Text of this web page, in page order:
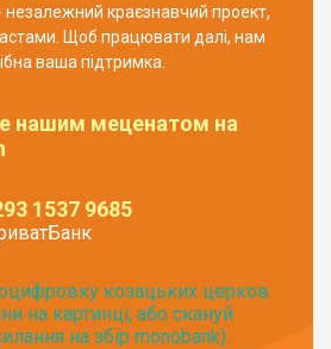
- незалежний краєзнавчий проект,
Щоб працювати далі, нам
ваша підтримка.
нашим меценатом на
1537 9685
козацьких церков
на картинці, або скануй
на збір monobank):